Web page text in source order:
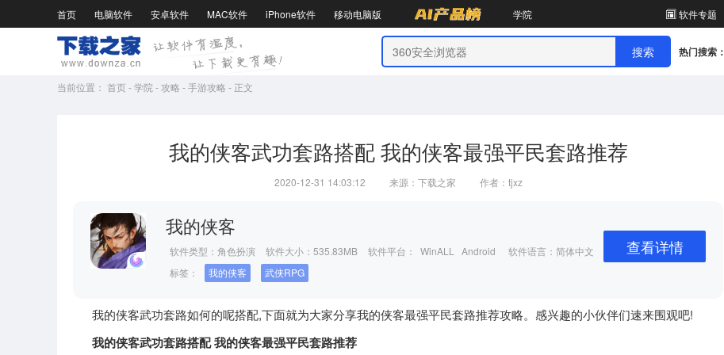
首页 电脑软件 安卓软件 MAC软件 iPhone软件 移动电脑版 学院 软件专题
热门搜索：
当前位置： 首页-学院 -攻略 -手游攻略 - 正文
我的侠客武功套路搭配 我的侠客最强平民套路推荐
2020-12-31 14:03:12 来源：下载之家 作者：tjxz
我的侠客
软件类型： 角色扮演 软件大小：535.83MB 软件平台： WinALL Android
软件语言：简体中文
标签：
我的侠客 武侠RPG
查看详情
我的侠客武功套路如何的呢搭配,下面就为大家分享我的侠客最强平民套路推荐攻略。感兴趣的小伙伴们速来围观吧!
我的侠客武功套路搭配 我的侠客最强平民套路推荐